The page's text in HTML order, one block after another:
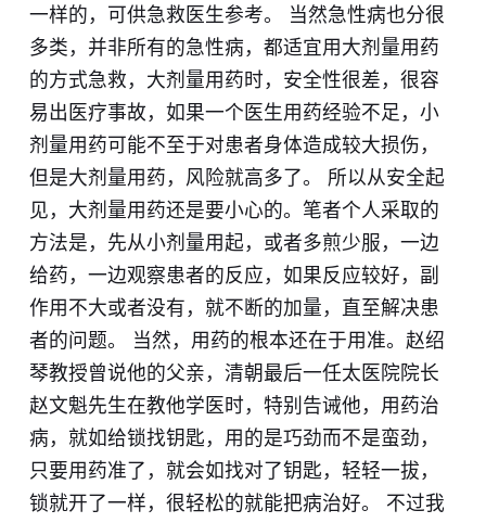
一样的，可供急救医生参考。 当然急性病也分很
多类，并非所有的急性病，都适宜用大剂量用药
的方式急救，大剂量用药时，安全性很差，很容
易出医疗事故，如果一个医生用药经验不足，小
剂量用药可能不至于对患者身体造成较大损伤，
但是大剂量用药，风险就高多了。 所以从安全起
见，大剂量用药还是要小心的。笔者个人采取的
方法是，先从小剂量用起，或者多煎少服，一边
给药，一边观察患者的反应，如果反应较好，副
作用不大或者没有，就不断的加量，直至解决患
者的问题。 当然，用药的根本还在于用准。赵绍
琴教授曾说他的父亲，清朝最后一任太医院院长
赵文魁先生在教他学医时，特别告诫他，用药治
病，就如给锁找钥匙，用的是巧劲而不是蛮劲，
只要用药准了，就会如找对了钥匙，轻轻一拔，
锁就开了一样，很轻松的就能把病治好。 不过我